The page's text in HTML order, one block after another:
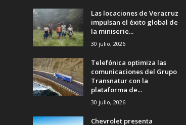
Las locaciones de Veracruz
impulsan el éxito global de
la miniserie...
30 julio, 2026
Telefónica optimiza las
comunicaciones del Grupo
Transnatur con la
plataforma de...
30 julio, 2026
Chevrolet presenta